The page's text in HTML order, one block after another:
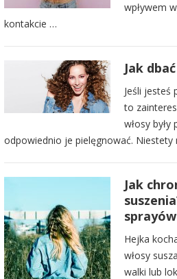
wpływem
kontakcie …
Jak
Jeśli jesteś
to
włosy
odpowiednio je pielęgnować.
Jak
Hejka
włosy
walki lub